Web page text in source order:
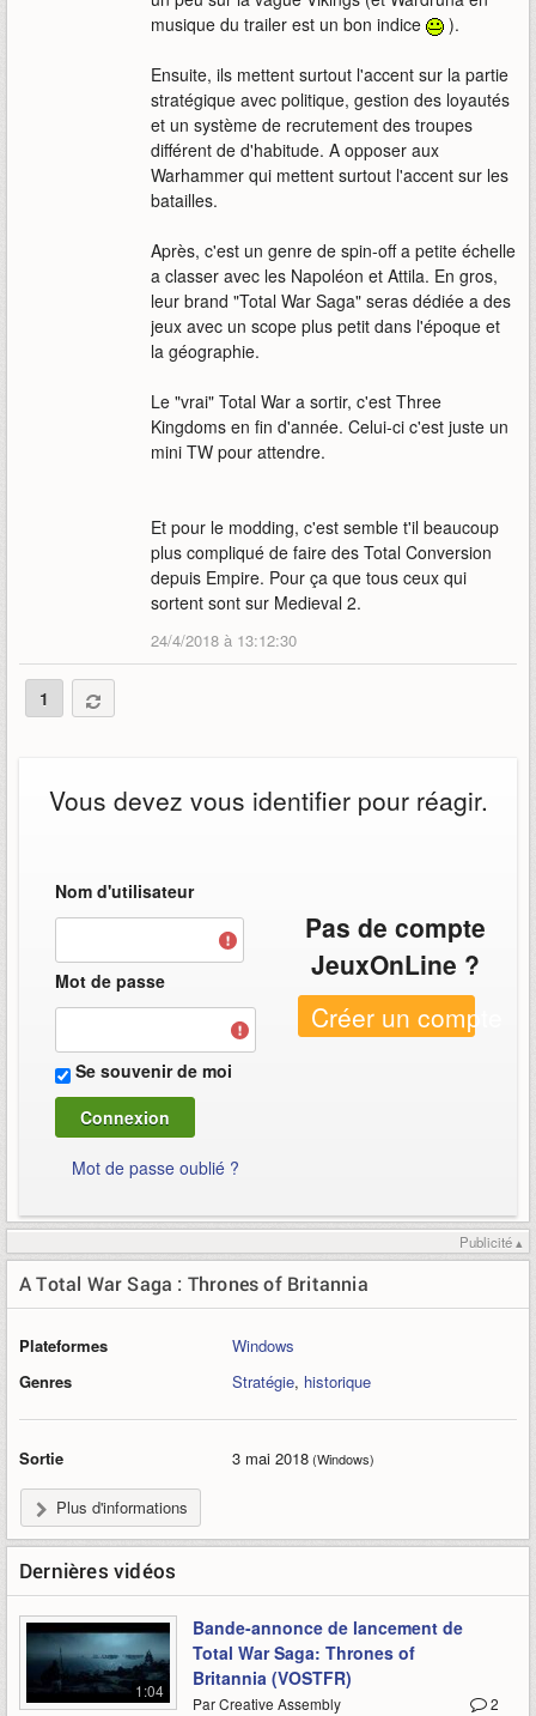
musique du trailer est un bon indice
).
Ensuite, ils mettent surtout l'accent sur la partie
stratégique avec politique, gestion des loyautés
et un système de recrutement des troupes
différent de d'habitude. A opposer aux
Warhammer qui mettent surtout l'accent sur les
batailles.
Après, c'est un genre de spin-off a petite échelle
a classer avec les Napoléon et Attila. En gros,
leur brand "Total War Saga" seras dédiée a des
jeux avec un scope plus petit dans l'époque et
la géographie.
Le "vrai" Total War a sortir, c'est Three
Kingdoms en fin d'année. Celui-ci c'est juste un
mini TW pour attendre.
Et pour le modding, c'est semble t'il beaucoup
plus compliqué de faire des Total Conversion
depuis Empire. Pour ça que tous ceux qui
sortent sont sur Medieval 2.
24/4/2018 à 13:12:30
1
Vous devez vous identifier pour réagir.
Nom d'utilisateur
Mot de passe
Se souvenir de moi
Mot de passe oublié ?
Pas de compte
JeuxOnLine ?
Créer un compte
Publicité ▴
A Total War Saga : Thrones of Britannia
Plateformes
Windows
Genres
Stratégie, historique
Sortie 3 mai 2018(Windows)
Plus d'informations
Dernières vidéos
1:04
Bande-annonce de lancement de
Total War Saga: Thrones of
Britannia (VOSTFR)
2
Par Creative Assembly